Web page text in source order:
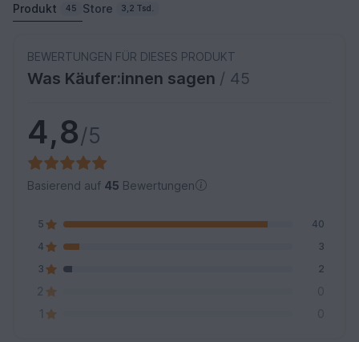
Produkt 45 Store 3,2 Tsd.
BEWERTUNGEN FÜR DIESES PRODUKT
Was Käufer:innen sagen / 45
4,8/5
Basierend auf 45 Bewertungen
5
40
4
3
3
2
2
0
0